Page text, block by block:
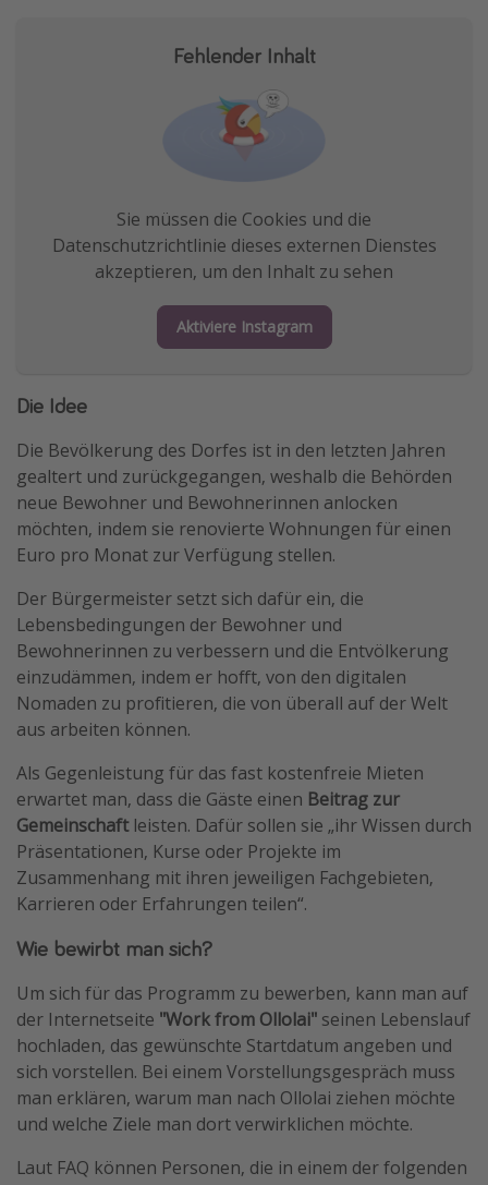
Fehlender Inhalt
Sie müssen die Cookies und die
Datenschutzrichtlinie dieses externen Dienstes
akzeptieren, um den Inhalt zu sehen
Aktiviere Instagram
Die Idee
Die Bevölkerung des Dorfes ist in den letzten Jahren
gealtert und zurückgegangen, weshalb die Behörden
neue Bewohner und Bewohnerinnen anlocken
möchten, indem sie renovierte Wohnungen für einen
Euro pro Monat zur Verfügung stellen.
Der Bürgermeister setzt sich dafür ein, die
Lebensbedingungen der Bewohner und
Bewohnerinnen zu verbessern und die Entvölkerung
einzudämmen, indem er hofft, von den digitalen
Nomaden zu profitieren, die von überall auf der Welt
aus arbeiten können.
Als Gegenleistung für das fast kostenfreie Mieten
erwartet man, dass die Gäste einen Beitrag zur
Gemeinschaftleisten. Dafür sollen sie „ihr Wissen durch
Präsentationen, Kurse oder Projekte im
Zusammenhang mit ihren jeweiligen Fachgebieten,
Karrieren oder Erfahrungen teilen“.
Wie bewirbt man sich?
Um sich für das Programm zu bewerben, kann man auf
der Internetseite "Work from Ollolai" seinen Lebenslauf
hochladen, das gewünschte Startdatum angeben und
sich vorstellen. Bei einem Vorstellungsgespräch muss
man erklären, warum man nach Ollolai ziehen möchte
und welche Ziele man dort verwirklichen möchte.
Laut FAQ können Personen, die in einem der folgenden